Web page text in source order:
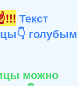
Текст
голубым
можно